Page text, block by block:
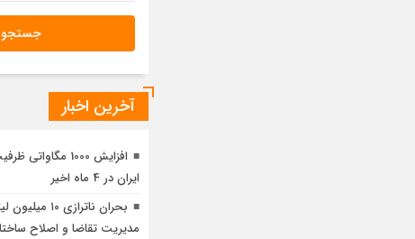
آخرین اخبار
افزایش 1000
ایران در 4 ماه اخیر
بحران
مدیریت تقاضا و اصلاح